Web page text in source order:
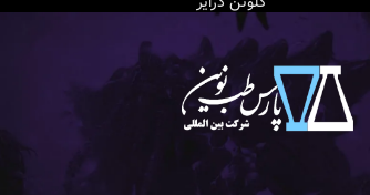
گلوتن واشر
مخلوط کن سیمان
مولتی پارامتر
میکروسکوپ
نفوذسنج
نقطه اشتعال
نقطه ذوب